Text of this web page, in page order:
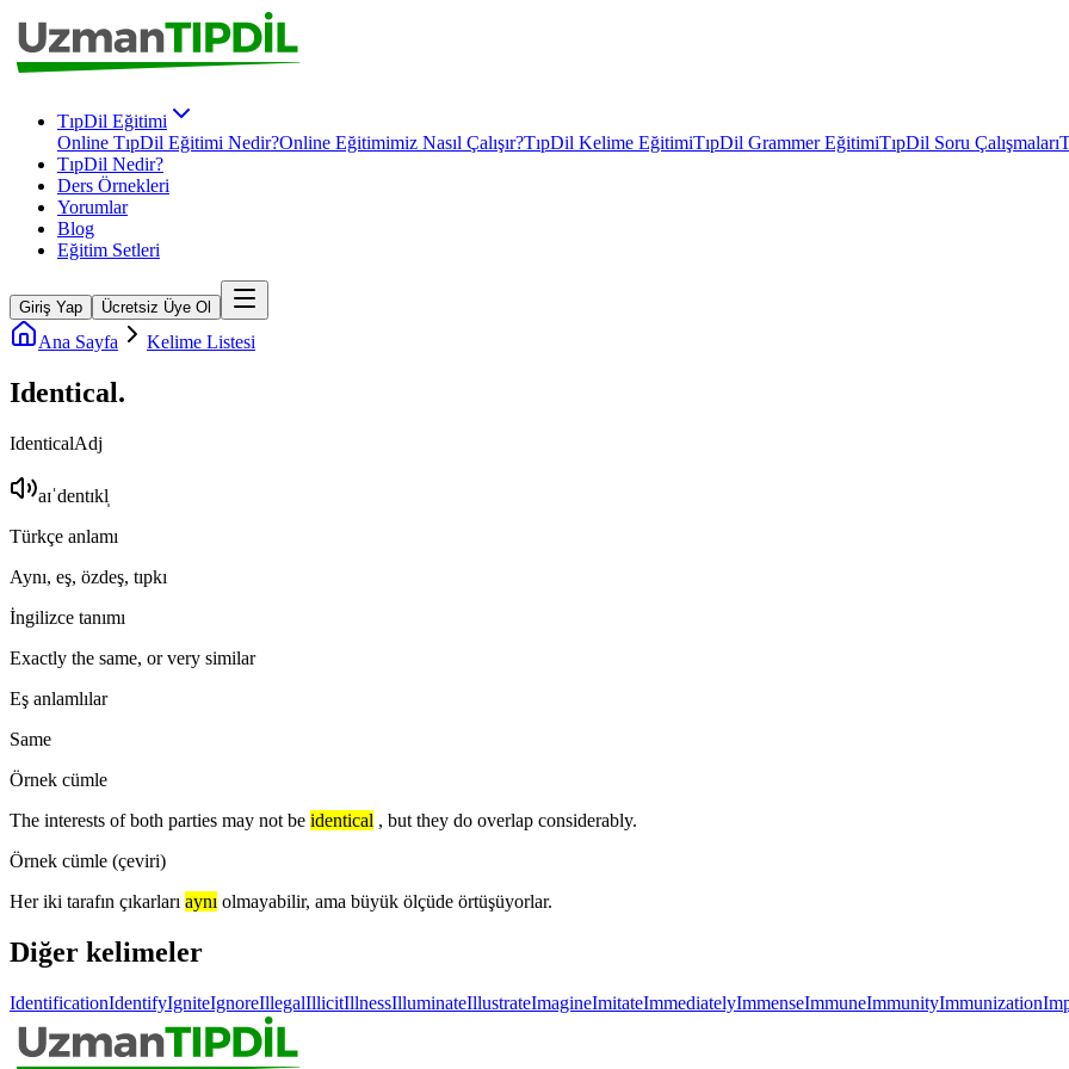
TıpDil Eğitimi
Online TıpDil Eğitimi Nedir?Online Eğitimimiz Nasıl Çalışır?TıpDil Kelime EğitimiTıpDil Grammer EğitimiTıpDil Soru Çalışmaları
TıpDil Nedir?
Ders Örnekleri
Yorumlar
Blog
Eğitim Setleri
Giriş Yap Ücretsiz Üye Ol
Ana Sayfa Kelime Listesi
Identical.
IdenticalAdj
aɪˈdentɪkl̩
Türkçe anlamı
Aynı, eş, özdeş, tıpkı
İngilizce tanımı
Exactly the same, or very similar
Eş anlamlılar
Same
Örnek cümle
The interests of both parties may not be identical , but they do overlap considerably.
Örnek cümle (çeviri)
Her iki tarafın çıkarları aynı olmayabilir, ama büyük ölçüde örtüşüyorlar.
Diğer kelimeler
IdentificationIdentifyIgniteIgnoreIllegalIllicitIllnessIlluminateIllustrateImagineImitateImmediatelyImmenseImmuneImmunityImmunization